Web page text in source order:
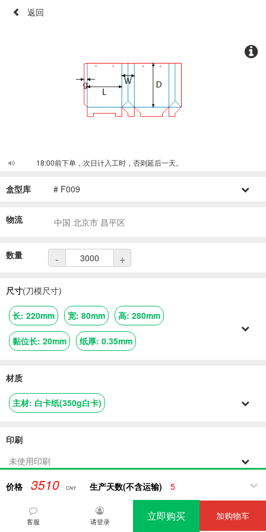
返回
18:00前下单，次日计入工时，否则延后一天。
盒型库 # F009
物流 中国 北京市 昌平区
数量 - +
尺寸(刀模尺寸)
长: 220mm 宽: 80mm 高: 280mm
黏位长: 20mm 纸厚: 0.35mm
材质
主材: 白卡纸(350g白卡)
印刷
未使用印刷
工艺
覆光膜 粘盒
价格 3510 CNY 生产天数(不含运输) 5
客服 请登录 立即购买 加购物车